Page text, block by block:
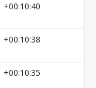
+00:10:40
+00:10:38
+00:10:35